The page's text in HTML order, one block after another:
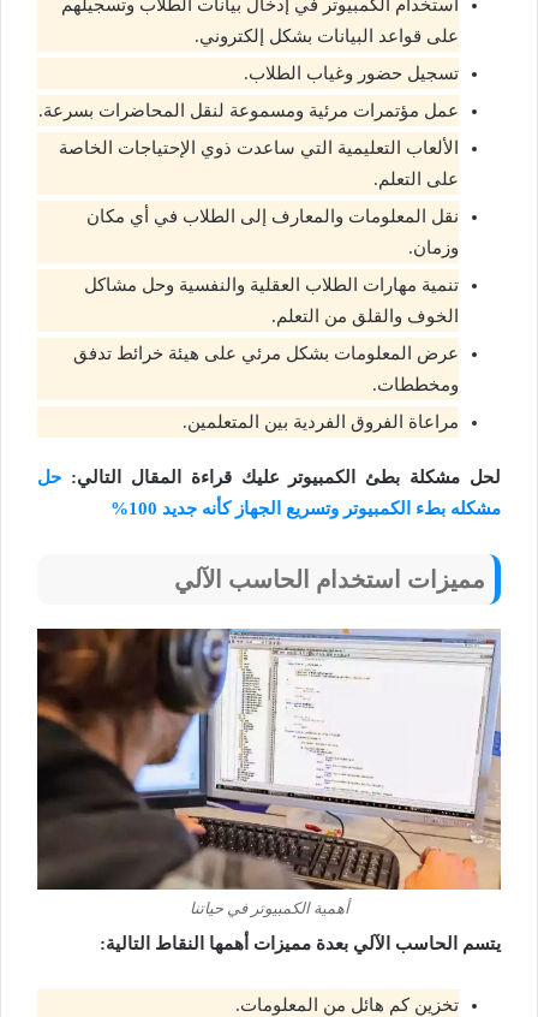
استخدام الكمبيوتر في إدخال بيانات الطلاب وتسجيلهم
على قواعد البيانات بشكل إلكتروني.
تسجيل حضور وغياب الطلاب.
عمل مؤتمرات مرئية ومسموعة لنقل المحاضرات بسرعة.
الألعاب التعليمية التي ساعدت ذوي الإحتياجات الخاصة
على التعلم.
نقل المعلومات والمعارف إلى الطلاب في أي مكان
وزمان.
تنمية مهارات الطلاب العقلية والنفسية وحل مشاكل
الخوف والقلق من التعلم.
عرض المعلومات بشكل مرئي على هيئة خرائط تدفق
ومخططات.
مراعاة الفروق الفردية بين المتعلمين.
لحل مشكلة بطئ الكمبيوتر عليك قراءة المقال التالي: حل
مشكله بطء الكمبيوتر وتسريع الجهاز كأنه جديد 100%
مميزات استخدام الحاسب الآلي
أهمية الكمبيوتر في حياتنا
يتسم الحاسب الآلي بعدة مميزات أهمها النقاط التالية:
تخزين كم هائل من المعلومات.